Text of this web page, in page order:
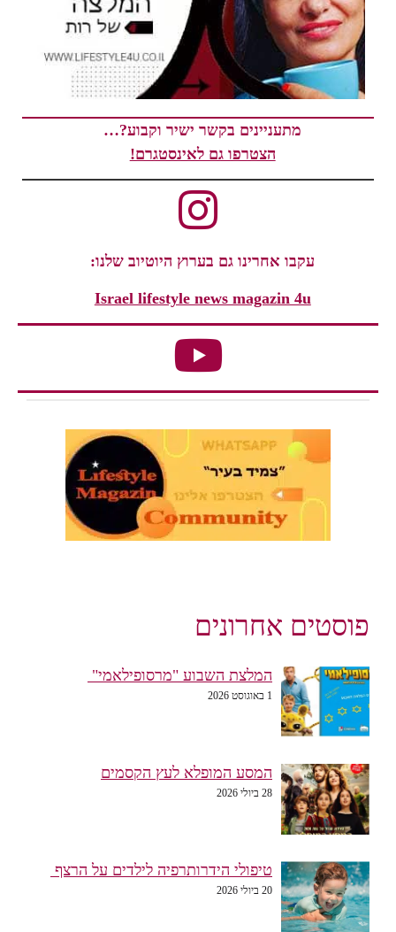
מתעניינים בקשר ישיר וקבוע?…
הצטרפו גם לאינסטגרם!
עקבו אחרינו גם בערוץ היוטיוב שלנו:
Israel lifestyle news magazin 4u
פוסטים אחרונים
המלצת השבוע "מרסופילאמי"
1 באוגוסט 2026
המסע המופלא לעץ הקסמים
28 ביולי 2026
טיפולי הידרותרפיה לילדים על הרצף
20 ביולי 2026